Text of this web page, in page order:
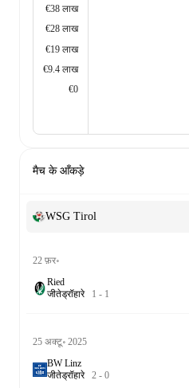
€38 लाख
€28 लाख
€19 लाख
€9.4 लाख
€0
मैच के आँकड़े
WSG Tirol
22 फ़र॰
Ried
जीतेड्रॉहारे 1 - 1
25 अक्टू॰ 2025
BW Linz
जीतेड्रॉहारे 2 - 0